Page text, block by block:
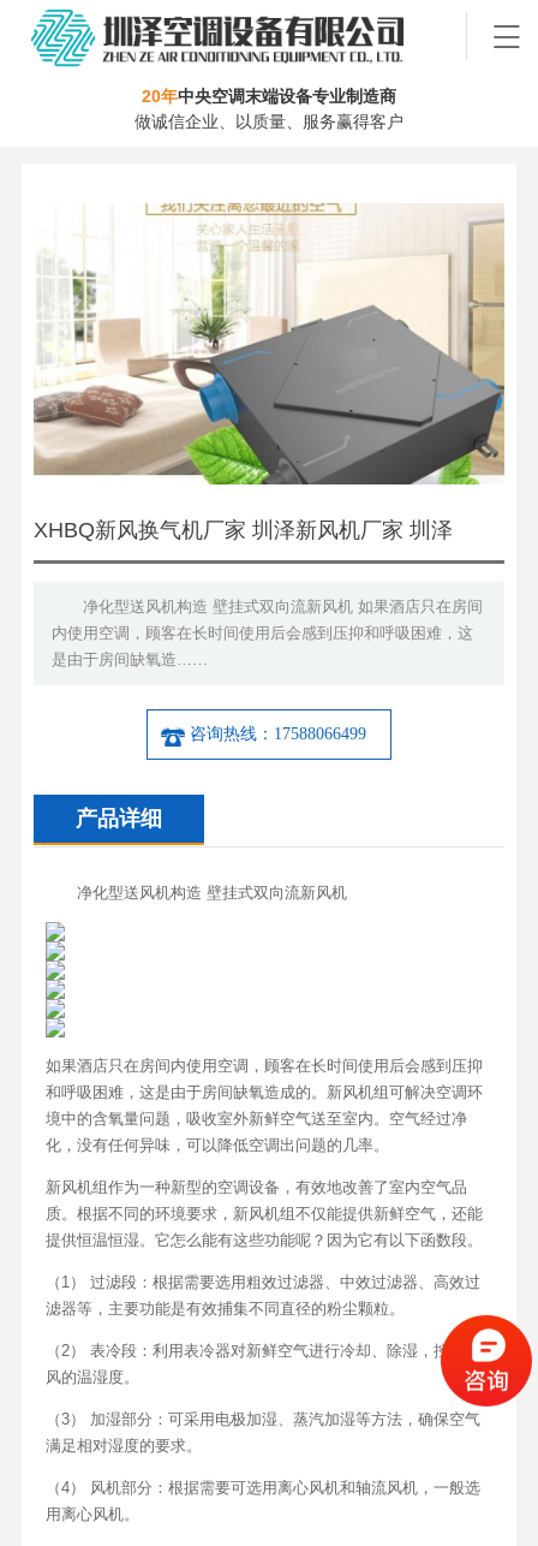
20年中央空调末端设备专业制造商
做诚信企业、以质量、服务赢得客户
XHBQ新风换气机厂家 圳泽新风机厂家 圳泽
净化型送风机构造 壁挂式双向流新风机 如果酒店只在房间
内使用空调，顾客在长时间使用后会感到压抑和呼吸困难，这
是由于房间缺氧造……
咨询热线：17588066499
产品详细
净化型送风机构造 壁挂式双向流新风机
如果酒店只在房间内使用空调，顾客在长时间使用后会感到压抑
和呼吸困难，这是由于房间缺氧造成的。新风机组可解决空调环
境中的含氧量问题，吸收室外新鲜空气送至室内。空气经过净
化，没有任何异味，可以降低空调出问题的几率。
新风机组作为一种新型的空调设备，有效地改善了室内空气品
质。根据不同的环境要求，新风机组不仅能提供新鲜空气，还能
提供恒温恒湿。它怎么能有这些功能呢？因为它有以下函数段。
（1） 过滤段：根据需要选用粗效过滤器、中效过滤器、高效过
滤器等，主要功能是有效捕集不同直径的粉尘颗粒。
（2） 表冷段：利用表冷器对新鲜空气进行冷却、除湿，控制送
风的温湿度。
（3） 加湿部分：可采用电极加湿、蒸汽加湿等方法，确保空气
满足相对湿度的要求。
（4） 风机部分：根据需要可选用离心风机和轴流风机，一般选
用离心风机。